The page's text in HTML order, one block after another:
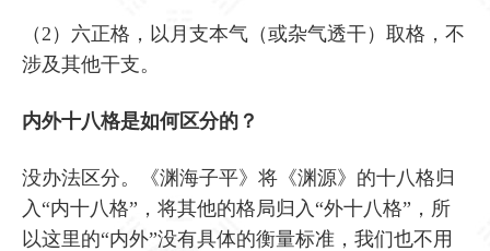
（2）六正格，以月支本气（或杂气透干）取格，不
涉及其他干支。
内外十八格是如何区分的？
没办法区分。《渊海子平》将《渊源》的十八格归
入“内十八格”，将其他的格局归入“外十八格”，所
以这里的“内外”没有具体的衡量标准，我们也不用